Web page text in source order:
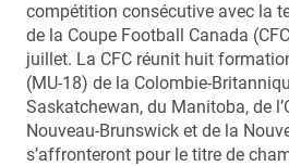
compétition consécutive avec la
de la Coupe Football Canada
juillet. La CFC réunit huit
(MU-18) de la Colombie-
Saskatchewan, du Manitoba, de
Nouveau-Brunswick et de la
s’affronteront pour le titre de